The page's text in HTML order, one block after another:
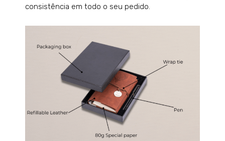
consistência em todo o seu pedido.